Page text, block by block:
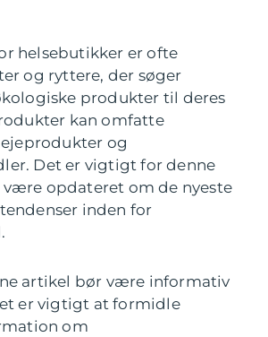
helsebutikker er ofte
og ryttere, der søger
produkter til deres
kan omfatte
og
Det er vigtigt for denne
opdateret om de nyeste
inden for
artikel bør være informativ
er vigtigt at formidle
om